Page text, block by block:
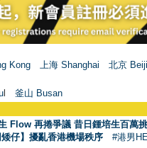
Kong 上海 Shanghai
北京
l 釜山 Busan
Flow 再捲爭議 昔日鍾培生百萬
仔】擾亂香港機場秩序 #港男